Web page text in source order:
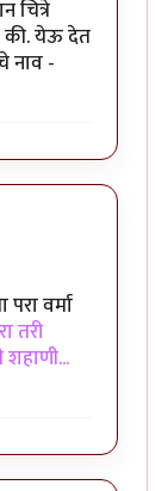
चित्रे
की. येऊ देत
नाव -
वर्मा
तरी